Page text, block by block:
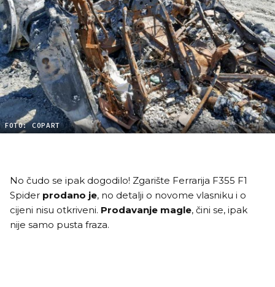
FOTO: COPART
No čudo se ipak dogodilo! Zgarište Ferrarija F355 F1
Spider prodano je, no detalji o novome vlasniku i o
cijeni nisu otkriveni. Prodavanje magle, čini se, ipak
nije samo pusta fraza.